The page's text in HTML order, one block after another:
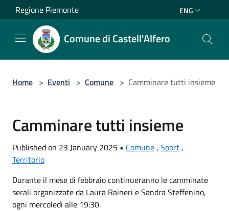
Salta al contenuto principale
Regione Piemonte ENG
Comune di Castell'Alfero
Home > Eventi > Comune > Camminare tutti insieme
Camminare tutti insieme
Published on 23 January 2025 • Comune, Sport,
Territorio
Durante il mese di febbraio continueranno le camminate
serali organizzate da Laura Raineri e Sandra Steffenino,
ogni mercoledì alle 19:30.